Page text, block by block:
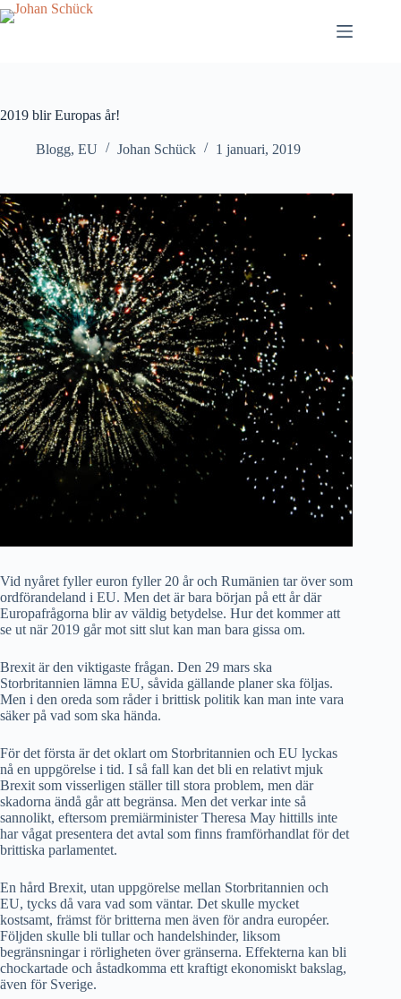
Hoppa
till
2019 blir Europas år!
Blogg, EU Johan Schück 1 januari, 2019
Vid nyåret fyller euron fyller 20 år och Rumänien tar över som
ordförandeland i EU. Men det är bara början på ett år där
Europafrågorna blir av väldig betydelse. Hur det kommer att
se ut när 2019 går mot sitt slut kan man bara gissa om.
Brexit är den viktigaste frågan. Den 29 mars ska
Storbritannien lämna EU, såvida gällande planer ska följas.
Men i den oreda som råder i brittisk politik kan man inte vara
säker på vad som ska hända.
För det första är det oklart om Storbritannien och EU lyckas
nå en uppgörelse i tid. I så fall kan det bli en relativt mjuk
Brexit som visserligen ställer till stora problem, men där
skadorna ändå går att begränsa. Men det verkar inte så
sannolikt, eftersom premiärminister Theresa May hittills inte
har vågat presentera det avtal som finns framförhandlat för det
brittiska parlamentet.
En hård Brexit, utan uppgörelse mellan Storbritannien och
EU, tycks då vara vad som väntar. Det skulle mycket
kostsamt, främst för britterna men även för andra européer.
Följden skulle bli tullar och handelshinder, liksom
begränsningar i rörligheten över gränserna. Effekterna kan bli
chockartade och åstadkomma ett kraftigt ekonomiskt bakslag,
även för Sverige.